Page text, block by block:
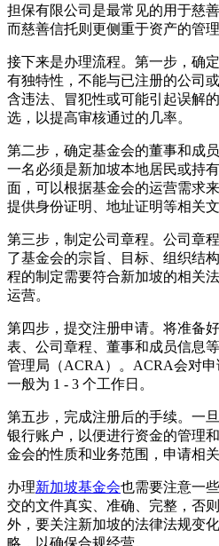
担保有限公司是最常见的用于慈
而慈善信托则更侧重于资产的管
接下来是办理流程。第一步，确
有独特性，不能与已注册的公司
含违法、冒犯性或可能引起误解
选，以提高审核通过的几率。
第二步，确定基金会的董事和成
一名必须是新加坡本地居民或持
面，可以根据基金会的运营需求
提供身份证明、地址证明等相关文
第三步，制定公司章程。公司章
了基金会的宗旨、目标、组织结
程的制定需要符合新加坡的相关
运营。
第四步，提交注册申请。将准备
表、公司章程、董事和成员信息
管理局（ACRA）。ACRA会对
一般为 1 - 3 个工作日。
第五步，完成注册后的手续。一
银行账户，以便进行资金的管理
金会的性质和业务范围，申请相
办理新加坡基金会也需要注意一
交的文件真实、准确、完整，否
外，要关注新加坡的法律法规变
略，以确保合规经营。